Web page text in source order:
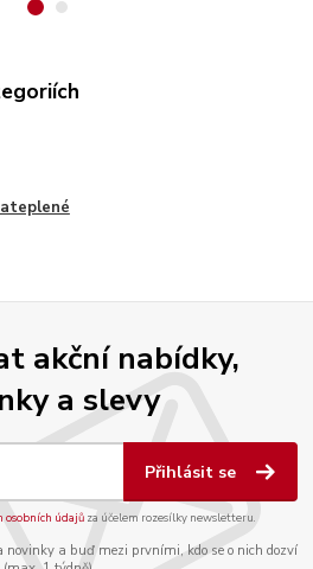
akční nabídky,
a slevy
Přihlásit se
osobních údajůza účelem rozesílky newsletteru.
novinky a buď mezi prvními, kdo se o nich dozví